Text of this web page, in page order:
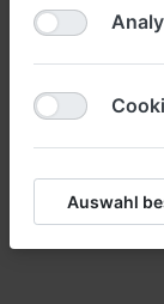
Filtern
Auswahl